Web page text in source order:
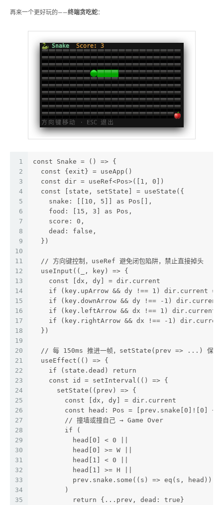
再来一个更好玩的——终端贪吃蛇：
1
2
3
4
5
6
7
8
9
10
11
12
13
14
15
16
17
18
19
20
21
22
23
24
25
26
27
28
29
30
31
32
33
34
35
const Snake = () => {
  const {exit} = useApp()
  const dir = useRef<Pos>([1, 0])
  const [state, setState] = useState({
    snake: [[10, 5]] as Pos[],
    food: [15, 3] as Pos,
    score: 0,
    dead: false,
  })
  // 方向键控制，useRef 避免闭包陷阱，禁止直接掉头
  useInput((_, key) => {
    const [dx, dy] = dir.current
if (key.upArrow && dy !== 1) dir.current =
if (key.downArrow && dy !== -1) dir.current
if (key.leftArrow && dx !== 1) dir.current
if (key.rightArrow && dx !== -1)
  })
// 每 150ms 推进一帧，setState(prev => ...) 保证
  useEffect(() => {
    if (state.dead) return
    const id = setInterval(() => {
      setState((prev) => {
        const [dx, dy] = dir.current
const head: Pos = [prev.snake[0]![0] +
        // 撞墙或撞自己 → Game Over
        if (
          head[0] < 0 ||
          head[0] >= W ||
          head[1] < 0 ||
          head[1] >= H ||
          prev.snake.some((s) => eq(s, head))
        )
          return {...prev, dead: true}